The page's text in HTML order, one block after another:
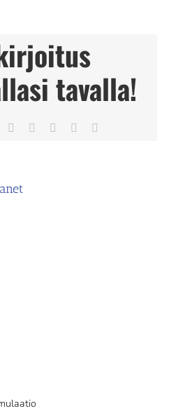
in
Nummela
tavalla!
LinkedIn
TumblrPinterest